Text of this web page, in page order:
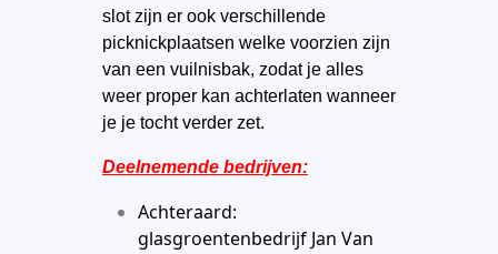
slot zijn er ook verschillende
picknickplaatsen welke voorzien zijn
van een vuilnisbak, zodat je alles
weer proper kan achterlaten wanneer
je je tocht verder zet.
Deelnemende bedrijven:
Achteraard:
glasgroentenbedrijf Jan Van